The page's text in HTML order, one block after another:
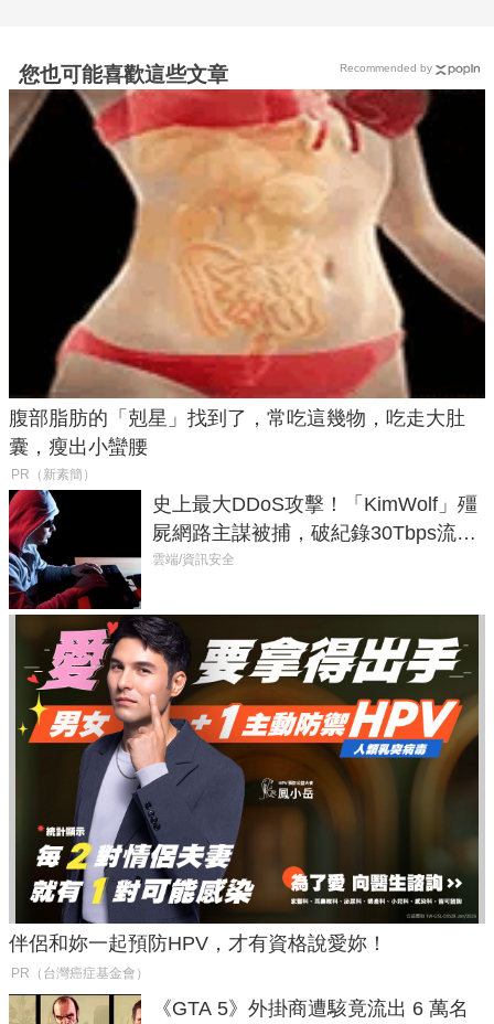
您也可能喜歡這些文章
腹部脂肪的「剋星」找到了，常吃這幾物，吃走大肚
囊，瘦出小蠻腰
PR（新素簡）
史上最大DDoS攻擊！「KimWolf」殭
屍網路主謀被捕，破紀錄30Tbps流量
癱瘓全球！
雲端/資訊安全
伴侶和妳一起預防HPV，才有資格說愛妳！
PR（台灣癌症基金會）
《GTA 5》外掛商遭駭竟流出 6 萬名
Recommended by